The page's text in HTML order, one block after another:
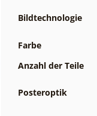
Bildtechnologie
Farbe
Anzahl der Teile
Posteroptik